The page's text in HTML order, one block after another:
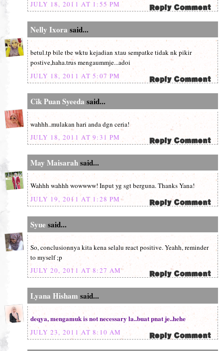
JULY 18, 2011 AT 1:55 PM
Nelly Ixora said...
betul.tp bile tbe wktu kejadian xtau sempatke tidak nk pikir
postive,haha.trus mengaummje...adoi
JULY 18, 2011 AT 5:07 PM
Cik Puan Syeeda said...
wahhh..mulakan hari anda dgn ceria!
JULY 18, 2011 AT 9:31 PM
May Maisarahsaid...
Wahhh wahhh wowwww! Input yg sgt berguna. Thanks Yana!
JULY 19, 2011 AT 1:28 PM
Syue said...
So, conclusionnya kita kena selalu react positive. Yeahh, reminder
to myself ;p
JULY 20, 2011 AT 8:27 AM
Lyana Hisham said...
deqya, mengamuk is not necessary la..buat pnat je..hehe
JULY 23, 2011 AT 8:10 AM